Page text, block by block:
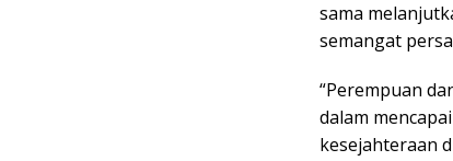
sama
semangat
“Perempuan
dalam
kesejahteraan